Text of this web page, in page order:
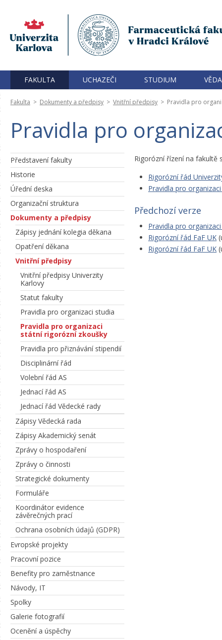
FAKULTA UCHAZEČI STUDIUM
Fakulta > Dokumenty a předpisy > Vnitřní předpisy > Pravidla pro
Pravidla pro
Představení fakulty
Historie
Úřední deska
Organizační struktura
Dokumenty a předpisy
Zápisy jednání kolegia děkana
Opatření děkana
Vnitřní předpisy
Vnitřní předpisy Univerzity
Karlovy
Statut fakulty
Pravidla pro organizaci studia
Pravidla pro organizaci
státní rigorózní zkoušky
Pravidla pro přiznávání stipendií
Disciplinární řád
Volební řád AS
Jednací řád AS
Jednací řád Vědecké rady
Zápisy Vědecká rada
Zápisy Akademický senát
Zprávy o hospodaření
Zprávy o činnosti
Strategické dokumenty
Formuláře
Koordinátor evidence
závěrečných prací
Ochrana osobních údajů (GDPR)
Evropské projekty
Pracovní pozice
Benefity pro zaměstnance
Návody, IT
Spolky
Galerie fotografií
Ocenění a úspěchy
Rigorózní řízení na fakultě
Rigorózní řád
Pravidla pro
Předchozí verze
Pravidla pro
Rigorózní řád FaF UK
Rigorózní řád FaF UK